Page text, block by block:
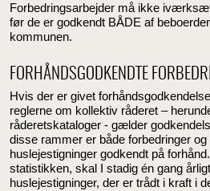
Forbedringsarbejder må ikke
før de er godkendt BÅDE af
kommunen.
FORHÅNDSGODKENDTE
Hvis der er givet
reglerne om kollektiv råderet –
råderetskataloger - gælder
disse rammer er både forbedringer og
huslejestigninger godkendt på
statistikken, skal I stadig én gang
huslejestigninger, der er trådt i kraft i